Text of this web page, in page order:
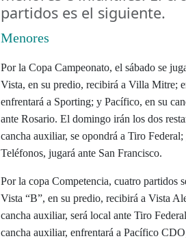
partidos es el siguiente.
Menores
Por la Copa Campeonato, el sábado se
Vista, en su predio, recibirá a Villa Mitre;
enfrentará a Sporting; y Pacífico, en su
ante Rosario. El domingo irán los dos
cancha auxiliar, se opondrá a Tiro
Teléfonos, jugará ante San Francisco.
Por la copa Competencia, cuatro partidos
Vista “B”, en su predio, recibirá a Vista
cancha auxiliar, será local ante Tiro
cancha auxiliar, enfrentará a Pacífico